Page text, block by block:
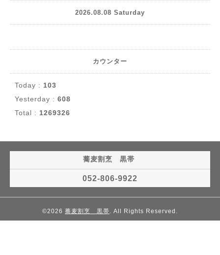
2026.08.08 Saturday
カウンター
Today : 103
Yesterday : 608
Total : 1269326
蕎麦割烹 黒帯
052-806-9922
©2026 蕎麦割烹 黒帯. All Rights Reserved.